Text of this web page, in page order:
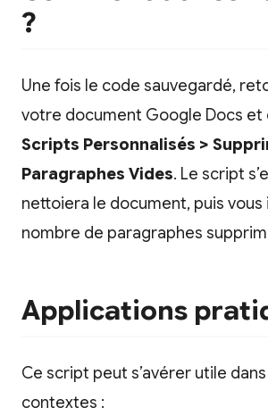
?
Une fois le code sauvegardé,
votre document Google Docs et
Scripts Personnalisés >
Paragraphes Vides. Le script
nettoiera le document, puis
nombre de paragraphes
Applications
Ce script peut s’avérer utile
contextes :